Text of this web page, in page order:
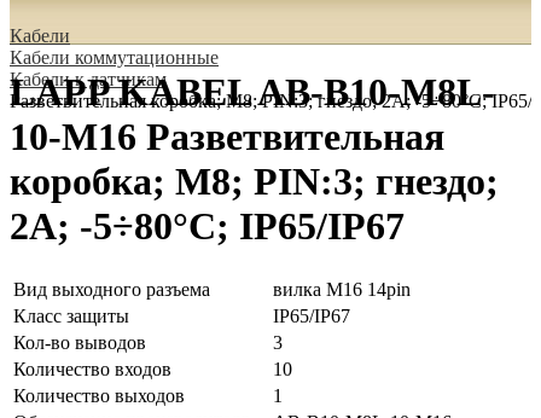
Кабели
Кабели коммутационные
Кабели к датчикам
Разветвительная коробка; M8; PIN:3; гнездо; 2А; -5÷80°C; IP65/
LAPP KABEL AB-B10-M8L-
10-M16 Разветвительная
коробка; M8; PIN:3; гнездо;
2А; -5÷80°C; IP65/IP67
Вид выходного разъема
вилка M16 14pin
Класс защиты
IP65/IP67
Кол-во выводов
3
Количество входов
10
Количество выходов
1